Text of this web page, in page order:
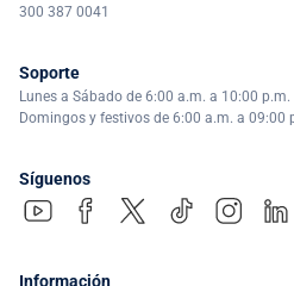
300 387 0041
Soporte
Lunes a Sábado de 6:00 a.m. a 10:00 p.m.
Domingos y festivos de 6:00 a.m. a 09:00
Síguenos
Información